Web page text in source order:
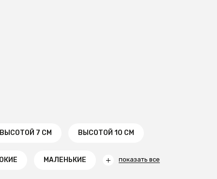
ВЫСОТОЙ 7 СМ ВЫСОТОЙ 10 СМ
МАЛЕНЬКИЕ показать все